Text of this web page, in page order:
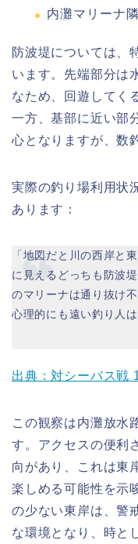
内灘マリーナ
防波堤については、
います。先端部分は
なため、回遊してく
一方、基部に近い部
心となりますが、数
実際の釣り場利用状
あります：
「地図だと川の西岸と
に見えるどっちも防波
のマリーナは通り抜け
心理的にも遠い釣り人
出典：対シーバス戦
この観察は内灘放水
す。アクセスの便利
向があり、これは東
楽しめる可能性を示
の少ない東岸は、警
な環境となり、時と